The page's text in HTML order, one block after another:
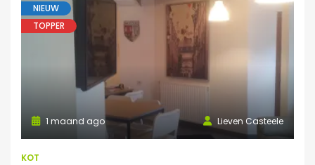
NIEUW
TOPPER
Lieven Casteele
1 maand ago
KOT